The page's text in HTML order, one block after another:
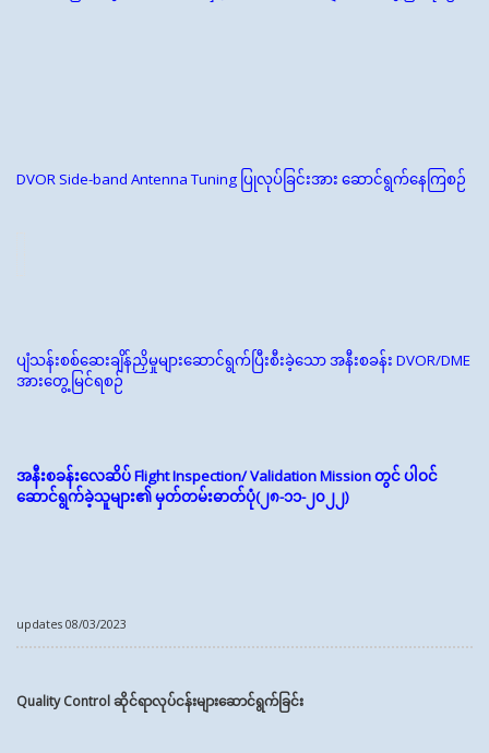
DVOR Side-band Antenna Tuning ပြုလုပ်ခြင်းအား ဆောင်ရွက်နေကြစဉ်
ပျံသန်းစစ်ဆေးချိန်ညှိမှုများဆောင်ရွက်ပြီးစီးခဲ့သော အနီးစခန်း DVOR/DME
အားတွေ့မြင်ရစဉ်
အနီးစခန်းလေဆိပ်Flight Inspection/ Validation Missionတွင် ပါဝင်
ဆောင်ရွက်ခဲ့သူများ၏ မှတ်တမ်းဓာတ်ပုံ(၂၈-၁၁-၂၀၂၂)
updates 08/03/2023
Quality Control ဆိုင်ရာလုပ်ငန်းများဆောင်ရွက်ခြင်း